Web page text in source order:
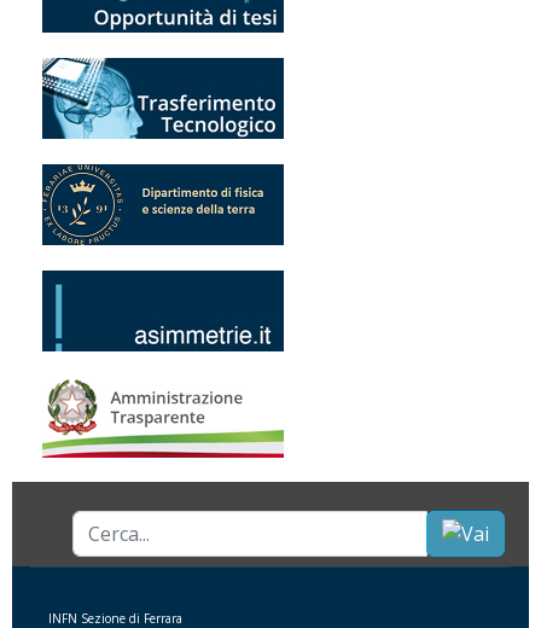
Cerca...
INFN Sezione di Ferrara